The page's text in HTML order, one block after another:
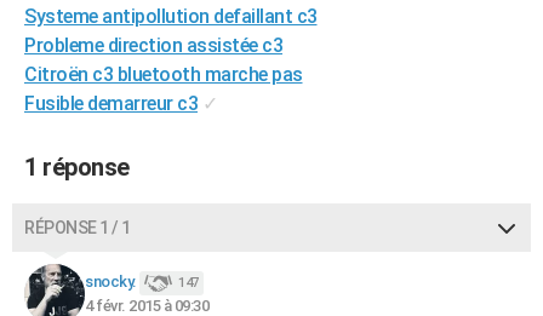
Destinations
City break
Voyage nature
Voyage de noces
Forum
Climat
PHOTO
GUIDES D'ACHAT
CARTE DE VOEUX
Carte de Noël
Carte Bonne année
Carte Saint-Valentin
Carte Pâques
Carte d'anniversaire
DICTIONNAIRE
Dictionnaire
Biographies
Citations
Expressions
Proverbes
PROGRAMME TV
Systeme antipollution defaillant c3
Probleme direction assistée c3
Citroën c3 bluetooth marche pas
Fusible demarreur c3 ✓
1 réponse
RÉPONSE 1 / 1
snocky. 147
4 févr. 2015 à 09:30